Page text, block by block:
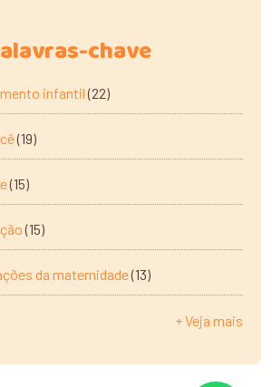
chave
infantil(22)
(19)
(15)
(15)
da maternidade(13)
+ Veja mais